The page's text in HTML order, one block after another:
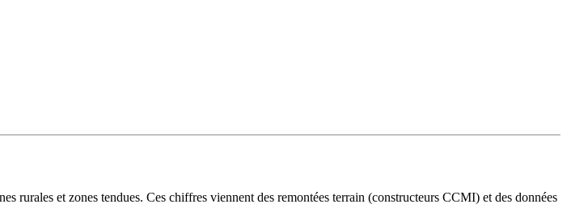
rurales et zones tendues. Ces chiffres viennent des remontées terrain (constructeurs CCMI) et des données